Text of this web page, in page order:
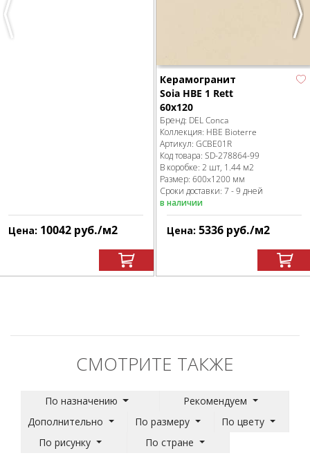
Previous
Цена: 10042 руб./м2
Керамогранит
Soia HBE 1 Rett
60x120
Бренд: DEL Conca
Коллекция: HBE Bioterre
Артикул: GCBE01R
Код товара: SD-278864-99
В коробке: 2 шт, 1.44 м2
Размер: 600x1200 мм
Сроки доставки: 7 - 9 дней
в наличии
Цена: 5336 руб./м2
СМОТРИТЕ ТАКЖЕ
По назначению
Рекомендуем
Дополнительно
По размеру
По цвету
По рисунку
По стране